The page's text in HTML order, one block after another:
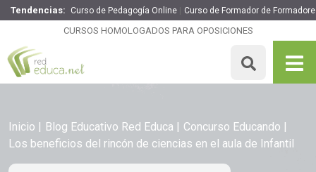
Tendencias: Curso de Pedagogía Online Curso de Formador de
CURSOS HOMOLOGADOS PARA OPOSICIONES
Inicio Blog Educativo Red Educa
Concurso Educando
Los beneficios del rincón de ciencias en el aula de Infantil